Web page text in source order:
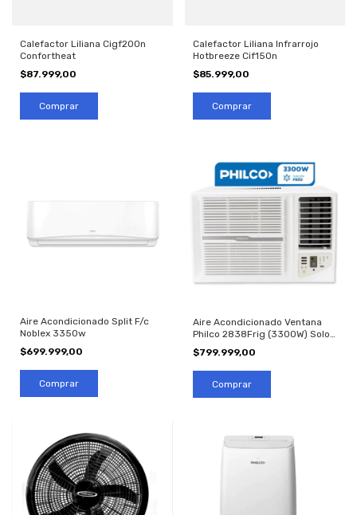
Calefactor Liliana Cigf200n
Confortheat
$87.999,00
Calefactor Liliana Infrarrojo
Hotbreeze Cif150n
$85.999,00
Aire Acondicionado Split F/c
Noblex 3350w
$699.999,00
Aire Acondicionado Ventana
Philco 2838Frig (3300W) Solo
$799.999,00